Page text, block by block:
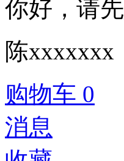
你好，请先
陈xxxxxxx
购物车 0
消息